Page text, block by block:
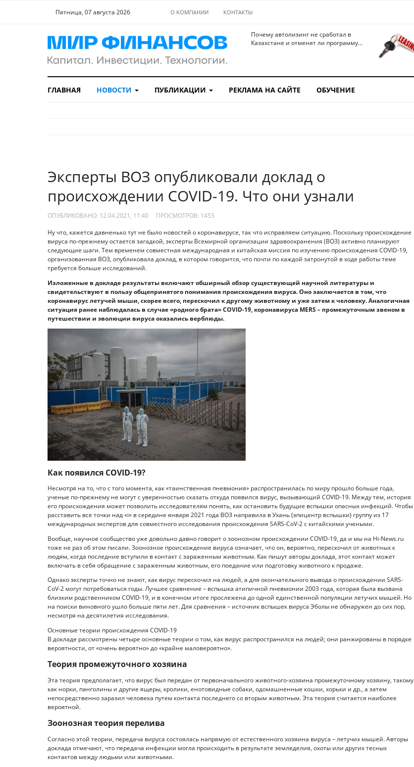
Пятница, 07 августа 2026 О КОМПАНИИ КОНТАКТЫ
Почему автолизинг не сработал в
Казахстане и отменят ли программу...
ГЛАВНАЯ НОВОСТИ ПУБЛИКАЦИИ РЕКЛАМА НА САЙТЕ ОБУЧЕНИЕ
Эксперты ВОЗ опубликовали доклад о
происхождении COVID-19. Что они узнали
ОПУБЛИКОВАНО: 12.04.2021, 11:40 ПРОСМОТРОВ: 1453
Ну что, кажется давненько тут не было новостей о коронавирусе, так что исправляем ситуацию. Поскольку происхождение
вируса по-прежнему остается загадкой, эксперты Всемирной организации здравоохранения (ВОЗ) активно планируют
следующие шаги. Тем временем совместная международная и китайская миссия по изучению происхождения COVID-19,
организованная ВОЗ, опубликовала доклад, в котором говорится, что почти по каждой затронутой в ходе работы теме
требуется больше исследований.
Изложенные в докладе результаты включают обширный обзор существующей научной литературы и
свидетельствуют в пользу общепринятого понимания происхождения вируса. Оно заключается в том, что
коронавирус летучей мыши, скорее всего, перескочил к другому животному и уже затем к человеку. Аналогичная
ситуация ранее наблюдалась в случае «родного брата» COVID-19, коронавируса MERS – промежуточным звеном в
путешествии и эволюции вируса оказались верблюды.
Как появился COVID-19?
Несмотря на то, что с того момента, как «таинственная пневмония» распространилась по миру прошло больше года,
ученые по-прежнему не могут с уверенностью сказать откуда появился вирус, вызывающий COVID-19. Между тем, история
его происхождения может позволить исследователям понять, как остановить будущие вспышки опасных инфекций. Чтобы
расставить все точки над «i» в середине января 2021 года ВОЗ направила в Ухань (эпицентр вспышки) группу из 17
международных экспертов для совместного исследования происхождения SARS-CoV-2 с китайскими учеными.
Вообще, научное сообщество уже довольно давно говорит о зоонозном происхождении COVID-19, да и мы на Hi-News.ru
тоже не раз об этом писали. Зоонозное происхождение вируса означает, что он, вероятно, перескочил от животных к
людям, когда последние вступили в контакт с зараженным животным. Как пишут авторы доклада, этот контакт может
включать в себя обращение с зараженным животным, его поедание или подготовку животного к продаже.
Однако эксперты точно не знают, как вирус перескочил на людей, а для окончательного вывода о происхождении SARS-
CoV-2 могут потребоваться годы. Лучшее сравнение – вспышка атипичной пневмонии 2003 года, которая была вызвана
близким родственником COVID-19, и в конечном итоге прослежена до одной единственной популяции летучих мышей. Но
на поиски виновного ушло больше пяти лет. Для сравнения – источник вспышек вируса Эболы не обнаружен до сих пор,
несмотря на десятилетия исследования.
Основные теории происхождения COVID-19
В докладе рассмотрены четыре основные теории о том, как вирус распространился на людей; они ранжированы в порядке
вероятности, от «очень вероятно» до «крайне маловероятно».
Теория промежуточного хозяина
Эта теория предполагает, что вирус был передан от первоначального животного-хозяина промежуточному хозяину, такому
как норки, панголины и другие ящеры, кролики, енотовидные собаки, одомашненные кошки, хорьки и др., а затем
непосредственно заразил человека путем контакта последнего со вторым животным. Эта теория считается наиболее
вероятной.
Зоонозная теория перелива
Согласно этой теории, передача вируса состоялась напрямую от естественного хозяина вируса – летучих мышей. Авторы
доклада отмечают, что передача инфекции могла происходить в результате земледелия, охоты или других тесных
контактов между людьми или животными.